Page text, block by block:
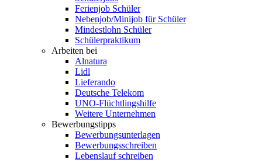
Ferienjob Schüler
Nebenjob/Minijob für Schüler
Mindestlohn Schüler
Schülerpraktikum
Arbeiten bei
Alnatura
Lidl
Lieferando
Deutsche Telekom
UNO-Flüchtlingshilfe
Weitere Unternehmen
Bewerbungstipps
Bewerbungsunterlagen
Bewerbungsschreiben
Lebenslauf schreiben